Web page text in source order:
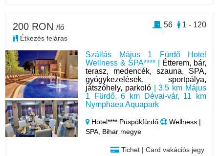
Szállás Május 1 Fürdő Hotel
Wellness & SPA**** |
Étterem, bár,
terasz, medencék, szauna, SPA,
gyógykezelések, sportpálya,
játszóhely, parkoló| 3,5 km Május
1 Fürdő, 6 km Dévai-vár, 11 km
Nymphaea Aquapark
Hotel**** Püspökfürdő
Wellness |
SPA, Bihar megye
Tichet | Card vakációs jegy
200 RON /fő
Étkezés feláras
1 - 120
56